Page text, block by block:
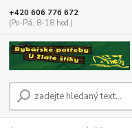
+420 606 776 672
(Po-Pá, 8-18 hod.)